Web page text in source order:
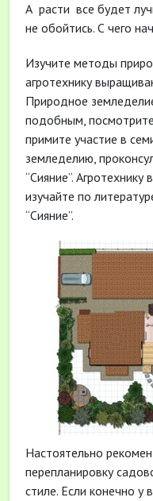
А расти все будет
не обойтись. С чего
Изучите методы
агротехнику
Природное
подобным,
примите участие в
земледелию,
“Сияние”.
изучайте по
“Сияние”.
Настоятельно
перепланировку
стиле. Если конечно у